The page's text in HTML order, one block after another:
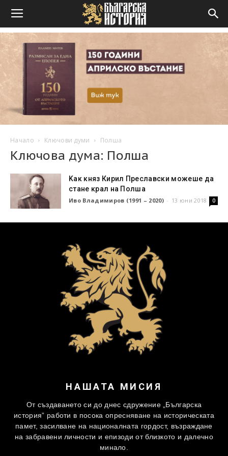
Начало Ключови думи Полша
Ключова дума: Полша
Kaк княз Кирил Преславски можеше да
стане крал на Полша
Иво Владимиров (1991 – 2020) - 13 юни 2018 0
НАШАТА МИСИЯ
От създаването си до днес сдружение „Българска
история” работи в посока опресняване на историческата
памет, засилване на националната гордост, възраждане
на забравени личности и епизоди от близкото и далечно
минало.